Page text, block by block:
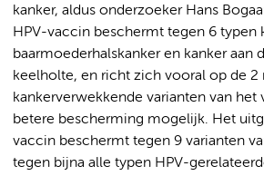
kanker, aldus onderzoeker Hans
HPV-vaccin beschermt tegen 6 typen
baarmoederhalskanker en kanker aan
keelholte, en richt zich vooral op de 2
kankerverwekkende varianten van het
betere bescherming mogelijk. Het
vaccin beschermt tegen 9 varianten
tegen bijna alle typen HPV-